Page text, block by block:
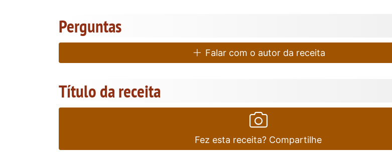
Perguntas
Falar com o autor da receita
Título da receita
Fez esta receita? Compartilhe